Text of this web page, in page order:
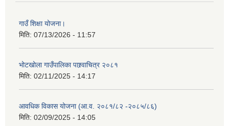
गाउँ शिक्षा योजना।
मिति: 07/13/2026 - 11:57
भोटखोला गाउँपालिका पाश्र्वाचित्र २०८१
मिति: 02/11/2025 - 14:17
आवधिक विकास योजना (आ.व. २०८१/८२ -२०८५/८६)
मिति: 02/09/2025 - 14:05